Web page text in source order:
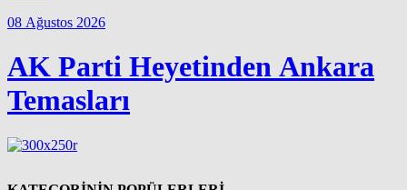
08 Ağustos 2026
AK Parti Heyetinden Ankara
Temasları